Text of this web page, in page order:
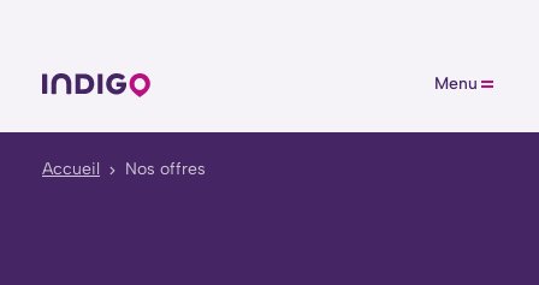
Menu
Accueil Nos offres